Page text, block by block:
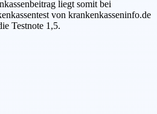
liegt somit bei
von krankenkasseninfo.de
Testnote 1,5.